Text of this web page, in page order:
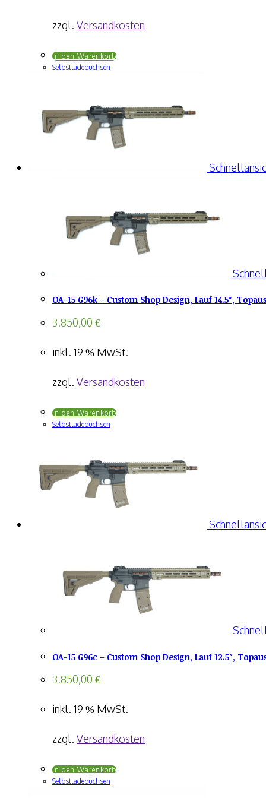
zzgl. Versandkosten
In den Warenkorb
Selbstladebüchsen
OA-15 G96k – Custom Shop Design, Lauf 14.5″,
3.850,00 €
inkl. 19 % MwSt.
zzgl. Versandkosten
In den Warenkorb
Selbstladebüchsen
OA-15 G96c – Custom Shop Design, Lauf 12.5″,
3.850,00 €
inkl. 19 % MwSt.
zzgl. Versandkosten
In den Warenkorb
Selbstladebüchsen